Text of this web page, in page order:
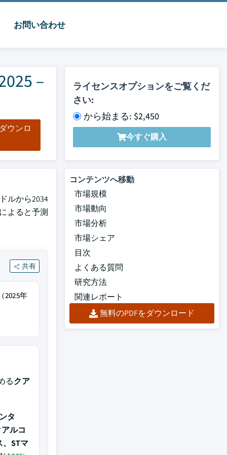
お問い合わせ
–
ウンロ
ライセンスオプションをご覧くだ
さい:
から始まる: $2,450
今すぐ購入
ルから2034
よると予測
共有
2025年
るクア
タ
ルコ
STマ
コンテンツへ移動
市場規模
市場動向
市場分析
市場シェア
目次
よくある質問
研究方法
関連レポート
無料のPDFをダウンロード